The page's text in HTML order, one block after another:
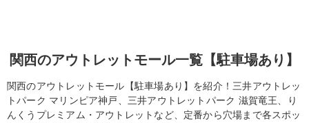
関西のアウトレットモール一覧【駐車場あり】
関西のアウトレットモール【駐車場あり】を紹介！三井アウトレッ
トパーク マリンピア神戸、三井アウトレットパーク 滋賀竜王、り
んくうプレミアム・アウトレットなど、定番から穴場まで各スポッ